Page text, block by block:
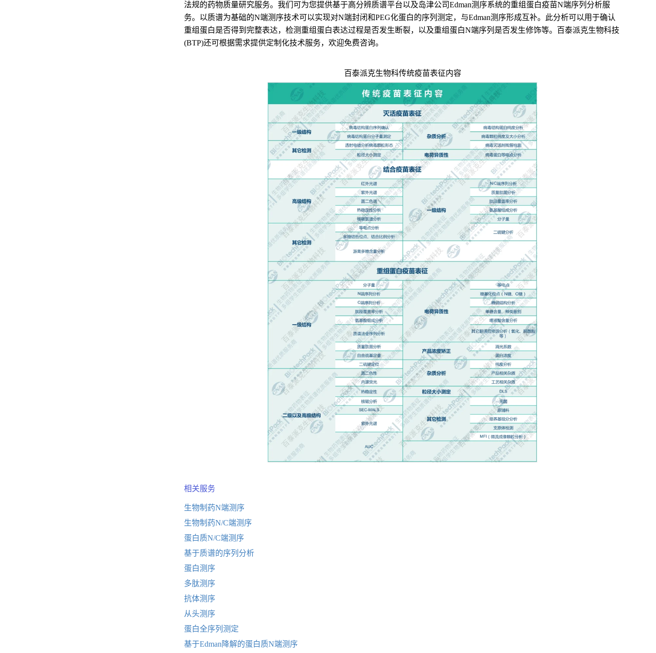
法规的药物质量研究服务。我们可为您提供基于高分辨质谱平台以及岛津公司Edman测序系统的重组蛋白疫苗N端序列分析服
务。以质谱为基础的N端测序技术可以实现对N端封闭和PEG化蛋白的序列测定，与Edman测序形成互补。此分析可以用于确认
重组蛋白是否得到完整表达，检测重组蛋白表达过程是否发生断裂，以及重组蛋白N端序列是否发生修饰等。
百泰派克生物科技
(BTP)还可根据需求提供定制化技术服务，欢迎免费咨询。
百泰派克生物科传统疫苗表征内容
相关服务
生物制药N端测序
生物制药N/C端测序
蛋白质N/C端测序
基于质谱的序列分析
蛋白测序
多肽测序
抗体测序
从头测序
蛋白全序列测定
基于Edman降解的蛋白质N端测序